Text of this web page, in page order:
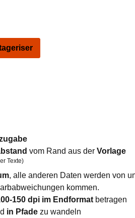
vom Rand aus der Vorlage
Texte)
, alle anderen Daten werden von
kommen.
150 dpi im Endformat betragen
in Pfade zu wandeln